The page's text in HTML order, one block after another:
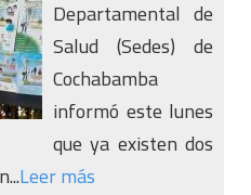
Departamental de
Salud (Sedes) de
Cochabamba
informó este lunes
que ya existen dos
Leer más